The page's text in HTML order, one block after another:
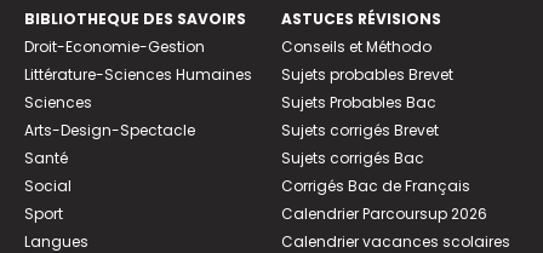
BIBLIOTHEQUE DES SAVOIRS
Droit-Economie-Gestion
Littérature-Sciences Humaines
Sciences
Arts-Design-Spectacle
Santé
Social
Sport
Langues
ASTUCES RÉVISIONS
Conseils et Méthodo
Sujets probables Brevet
Sujets Probables Bac
Sujets corrigés Brevet
Sujets corrigés Bac
Corrigés Bac de Français
Calendrier Parcoursup 2026
Calendrier vacances scolaires